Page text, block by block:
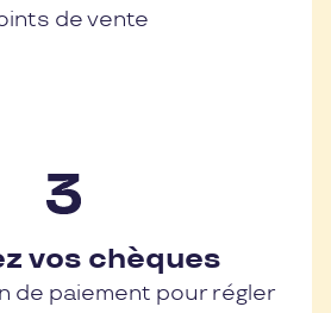
de vente
vos chèques
de paiement pour régler